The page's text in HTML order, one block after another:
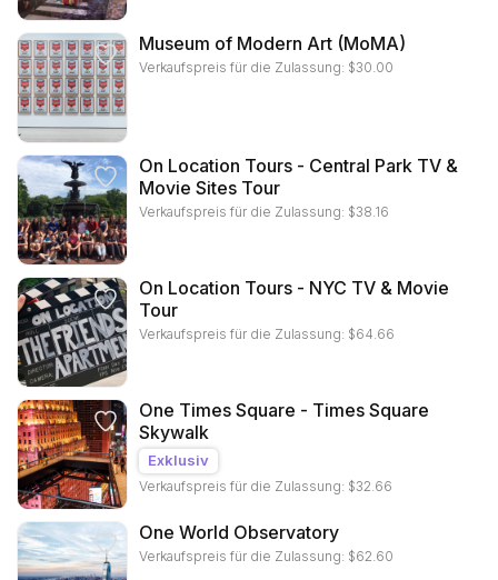
Museum of Modern Art (MoMA)
Verkaufspreis für die Zulassung: $30.00
On Location Tours - Central Park TV &
Movie Sites Tour
Verkaufspreis für die Zulassung: $38.16
On Location Tours - NYC TV & Movie
Tour
Verkaufspreis für die Zulassung: $64.66
One Times Square - Times Square
Skywalk
Exklusiv
Verkaufspreis für die Zulassung: $32.66
One World Observatory
Verkaufspreis für die Zulassung: $62.60